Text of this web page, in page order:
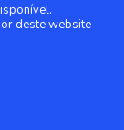
deste website